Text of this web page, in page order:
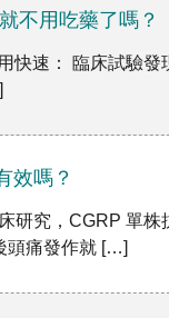
不用吃藥了嗎？
快速： 臨床試驗
效嗎？
研究，CGRP 單株
頭痛發作就 […]